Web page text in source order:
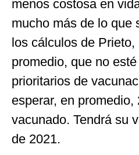
menos costosa en
mucho más de lo que
los cálculos de
promedio, que no
prioritarios de
esperar, en
vacunado. Tendrá su
de 2021.